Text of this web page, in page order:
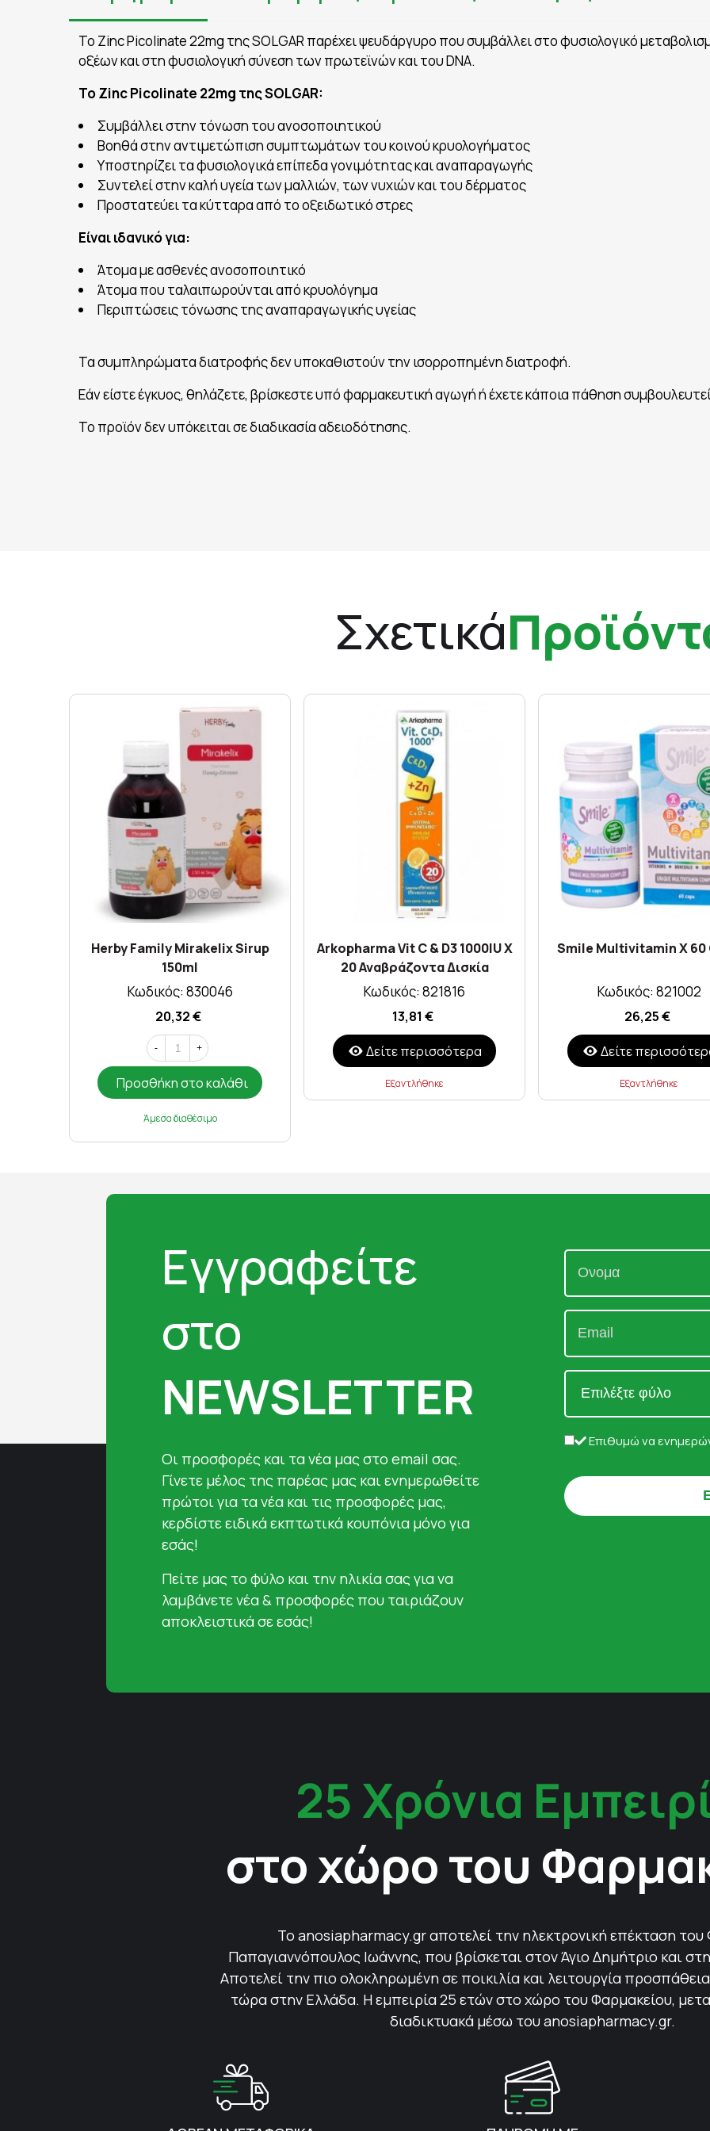
To Zinc Picolinate 22mg της SOLGAR παρέχει ψευδάργυρο που συμβάλλει στο φυσιολογικό
οξέων και στη φυσιολογική σύνεση των πρωτεϊνών και του DNA.
To Zinc Picolinate 22mg της SOLGAR:
Συμβάλλει στην τόνωση του ανοσοποιητικού
Βοηθά στην αντιμετώπιση συμπτωμάτων του κοινού κρυολογήματος
Υποστηρίζει τα φυσιολογικά επίπεδα γονιμότητας και αναπαραγωγής
Συντελεί στην καλή υγεία των μαλλιών, των νυχιών και του δέρματος
Προστατεύει τα κύτταρα από το οξειδωτικό στρες
Είναι ιδανικό για:
Άτομα με ασθενές ανοσοποιητικό
Άτομα που ταλαιπωρούνται από κρυολόγημα
Περιπτώσεις τόνωσης της αναπαραγωγικής υγείας
Τα συμπληρώματα διατροφής δεν υποκαθιστούν την ισορροπημένη διατροφή.
Εάν είστε έγκυος, θηλάζετε, βρίσκεστε υπό φαρμακευτική αγωγή ή έχετε κάποια πάθηση
Το προϊόν δεν υπόκειται σε διαδικασία αδειοδότησης.
Σχετικά
Herby Family Mirakelix Sirup
150ml
Κωδικός: 830046
20,32 €
- +
Προσθήκη στο καλάθι
Άμεσα διαθέσιμο
Arkopharma Vit C & D3 1000IU X
20 Αναβράζοντα Δισκία
Κωδικός: 821816
13,81 €
Δείτε περισσότερα
Εξαντλήθηκε
Smile Multivitamin X 60
Κωδικός: 821002
26,25 €
Δείτε
Εξαντλήθηκε
Εγγραφείτε
στο
NEWSLETTER
Oι προσφορές και τα νέα μας στο email σας.
Γίνετε μέλος της παρέας μας και ενημερωθείτε
πρώτοι για τα νέα και τις προσφορές μας,
κερδίστε ειδικά εκπτωτικά κουπόνια μόνο για
εσάς!
Πείτε μας το φύλο και την ηλικία σας για να
λαμβάνετε νέα & προσφορές που ταιριάζουν
αποκλειστικά σε εσάς!
Επιθυμώ να
25 Χρόνια
στο χώρο του
Το anosiapharmacy.gr αποτελεί την ηλεκτρονική επέκταση του
Παπαγιαννόπουλος Ιωάννης, που βρίσκεται στον Άγιο Δημήτριο και
Αποτελεί την πιο ολοκληρωμένη σε ποικιλία και λειτουργία προσπάθεια
τώρα στην Ελλάδα. Η εμπειρία 25 ετών στο χώρο του Φαρμακείου,
διαδικτυακά μέσω του anosiapharmacy.gr.